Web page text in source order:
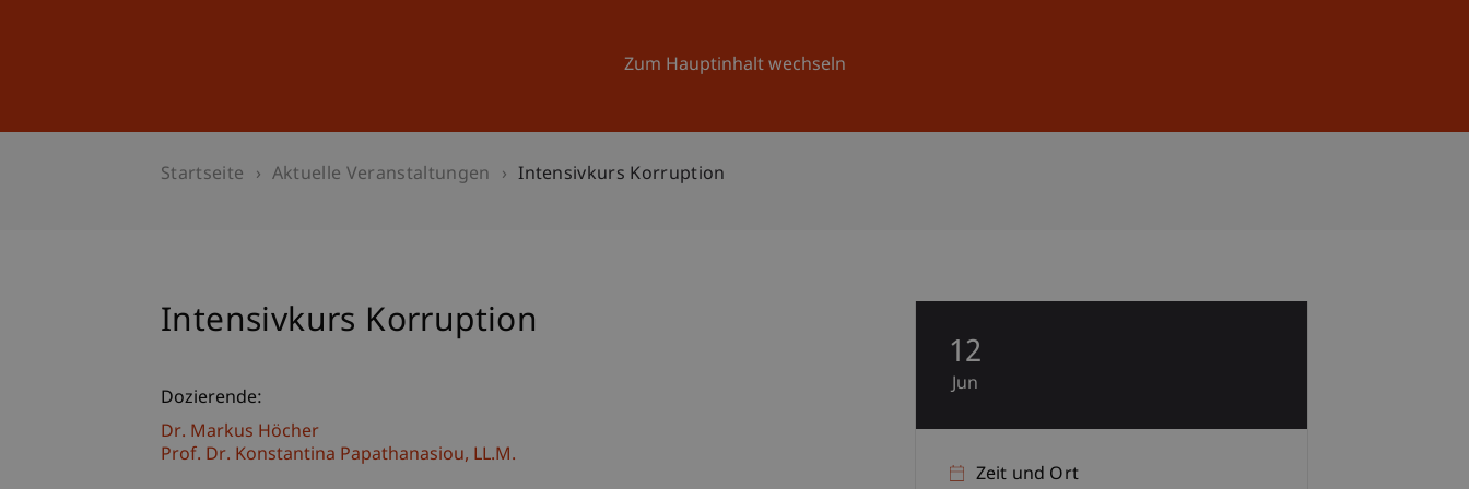
Zum Hauptinhalt wechseln
Universität Aktuelles
Startseite Aktuelle Veranstaltungen Intensivkurs Korruption
Intensivkurs Korruption
Dozierende:
Dr. Markus Höcher
Prof. Dr. Konstantina Papathanasiou LL.M.
12
Jun
Zeit und Ort